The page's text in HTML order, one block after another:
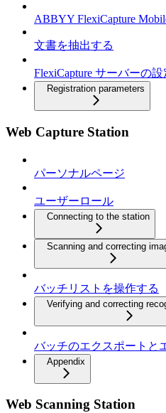
ABBYY FlexiCapture
文書を抽出する
FlexiCapture サーバーの設
Registration parameters
Web Capture Station
パーソナルページ
ユーザーロール
Connecting to the station
Scanning and correcting
バッチリストを操作する
Verifying and correcting
バッチのエクスポートと
Appendix
Web Scanning Station